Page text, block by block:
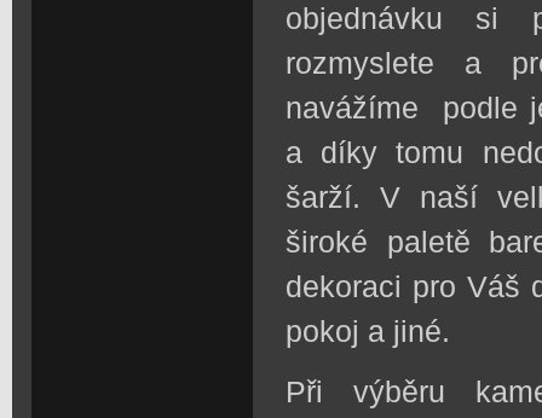
objednávku
rozmyslete a
navážíme podle
a díky tomu
šarží. V naší
široké paletě
dekoraci pro Váš
pokoj a jiné.
Při výběru